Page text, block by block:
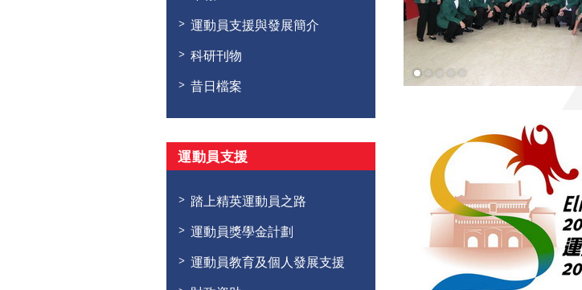
運動員支援與發展簡介
科研刊物
昔日檔案
運動員支援
踏上精英運動員之路
運動員獎學金計劃
運動員教育及個人發展支援